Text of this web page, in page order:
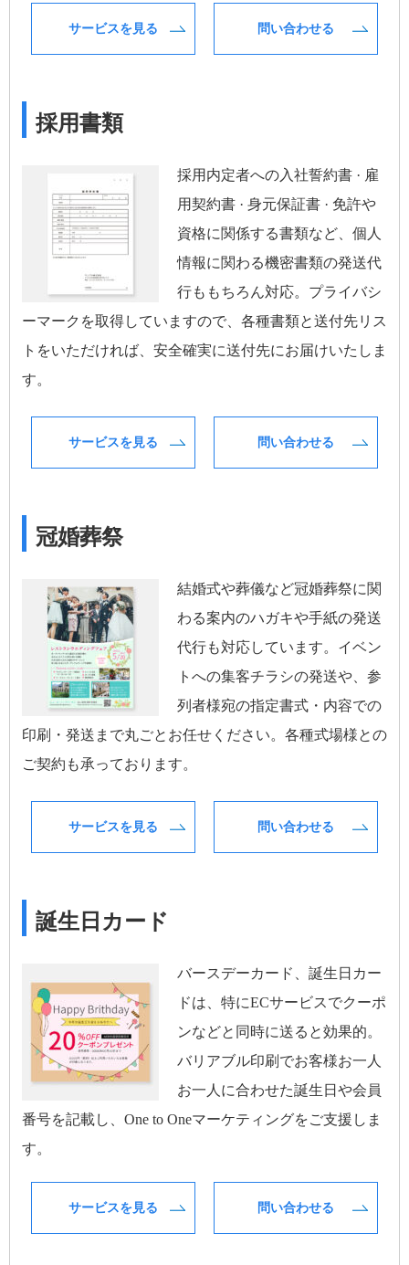
サービスを見る 問い合わせる
採用書類
採用内定者への入社誓約書 · 雇
用契約書 · 身元保証書 · 免許や
資格に関係する書類など、個人
情報に関わる機密書類の発送代
行ももちろん対応。プライバシ
ーマークを取得していますので、各種書類と送付先リス
トをいただければ、安全確実に送付先にお届けいたしま
す。
サービスを見る 問い合わせる
冠婚葬祭
結婚式や葬儀など冠婚葬祭に関
わる案内のハガキや手紙の発送
代行も対応しています。イベン
トへの集客チラシの発送や、参
列者様宛の指定書式・内容での
印刷・発送まで丸ごとお任せください。各種式場様との
ご契約も承っております。
サービスを見る 問い合わせる
誕生日カード
バースデーカード、誕生日カー
ドは、特にECサービスでクーポ
ンなどと同時に送ると効果的。
バリアブル印刷でお客様お一人
お一人に合わせた誕生日や会員
番号を記載し、One to Oneマーケティングをご支援しま
す。
サービスを見る 問い合わせる